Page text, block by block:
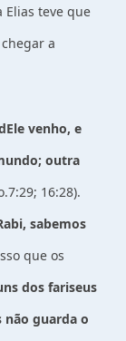
Elias teve que
a
venho, e
outra
16:28).
sabemos
que os
dos fariseus
não guarda o